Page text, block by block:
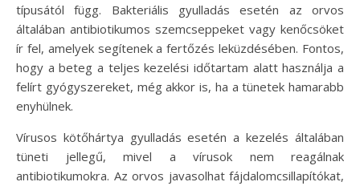
típusától függ. Bakteriális gyulladás esetén az orvos
általában antibiotikumos szemcseppeket vagy kenőcsöket
ír fel, amelyek segítenek a fertőzés leküzdésében. Fontos,
hogy a beteg a teljes kezelési időtartam alatt használja a
felírt gyógyszereket, még akkor is, ha a tünetek hamarabb
enyhülnek.
Vírusos kötőhártya gyulladás esetén a kezelés általában
tüneti jellegű, mivel a vírusok nem reagálnak
antibiotikumokra. Az orvos javasolhat fájdalomcsillapítókat,